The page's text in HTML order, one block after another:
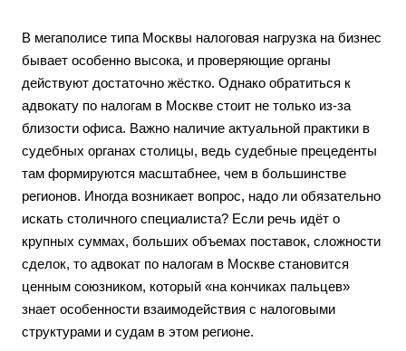
В мегаполисе типа Москвы налоговая нагрузка на бизнес
бывает особенно высока, и проверяющие органы
действуют достаточно жёстко. Однако обратиться к
адвокату по налогам в Москве стоит не только из-за
близости офиса. Важно наличие актуальной практики в
судебных органах столицы, ведь судебные прецеденты
там формируются масштабнее, чем в большинстве
регионов. Иногда возникает вопрос, надо ли обязательно
искать столичного специалиста? Если речь идёт о
крупных суммах, больших объемах поставок, сложности
сделок, то адвокат по налогам в Москве становится
ценным союзником, который «на кончиках пальцев»
знает особенности взаимодействия с налоговыми
структурами и судам в этом регионе.